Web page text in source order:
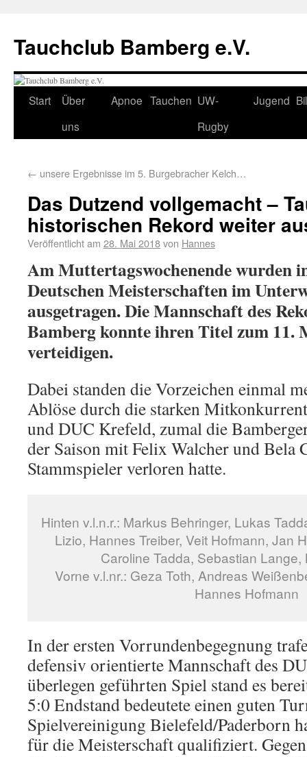
Tauchclub Bamberg e.V.
Start
Über
uns
Apnoe Tauchen UW-
Rugby
Jugend
← unsere Ergebnisse im 5. Burgebracher Kelch…
Das Dutzend vollgemacht –
historischen Rekord weiter
Veröffentlicht am 28. Mai 2018von Hannes
Am Muttertagswochenende wurden
Deutschen Meisterschaften im
ausgetragen. Die Mannschaft des
Bamberg konnte ihren Titel zum 11.
verteidigen.
Dabei standen die Vorzeichen einmal
Ablöse durch die starken
und DUC Krefeld, zumal die
der Saison mit Felix Walcher und Bela
Stammspieler verloren hatte.
Hinten v.l.n.r.: Markus Behringer, Lukas
Lizio, Hannes Treiber, Veit Hofmann, Jan
Caroline Tadda, Sebastian Lange,
Vorne v.l.nr.: Geza Toth, Andreas
Hannes Hofmann
In der ersten Vorrundenbegegnung
defensiv orientierte Mannschaft des
überlegen geführten Spiel stand es
5:0 Endstand bedeutete einen guten
Spielvereinigung Bielefeld/Paderborn
für die Meisterschaft qualifiziert.